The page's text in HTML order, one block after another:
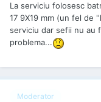
La serviciu folosesc
17 9X19 mm (un fel de
serviciu dar sefii nu au
problema...
Moderator